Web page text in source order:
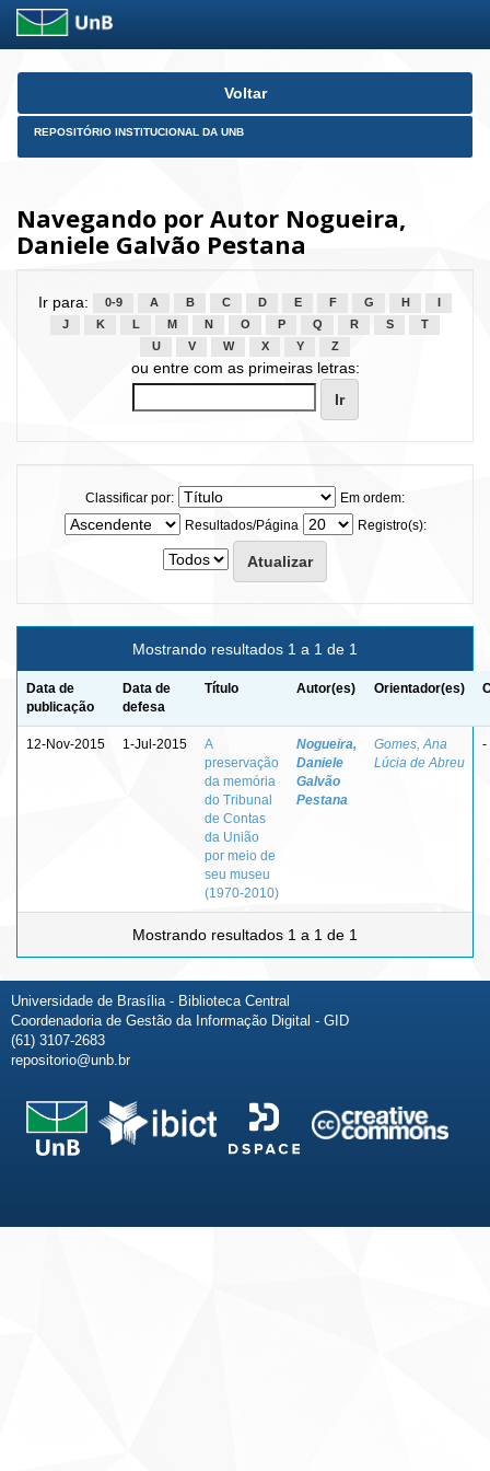
Skip
Voltar
REPOSITÓRIO INSTITUCIONAL DA UNB
Navegando por Autor Nogueira,
Daniele Galvão Pestana
Ir para: 0-9 A B C D E F G H
J
K L M N O P Q R S
T
U
V W X Y Z
ou entre com as primeiras letras:
Classificar por:
Em ordem:
Resultados/Página
Registro(s):
Mostrando resultados 1 a 1 de 1
Data de
publicação
Data de
defesa
Título Autor(es) Orientador(es)
12-Nov-2015 1-Jul-2015
A
preservação
da memória
do Tribunal
de Contas
da União
por meio de
seu museu
(1970-2010)
Nogueira,
Daniele
Galvão
Pestana
Gomes, Ana
Lúcia de Abreu
-
Mostrando resultados 1 a 1 de 1
Universidade de Brasília - Biblioteca Central
Coordenadoria de Gestão da Informação Digital - GID
(61) 3107-2683
repositorio@unb.br